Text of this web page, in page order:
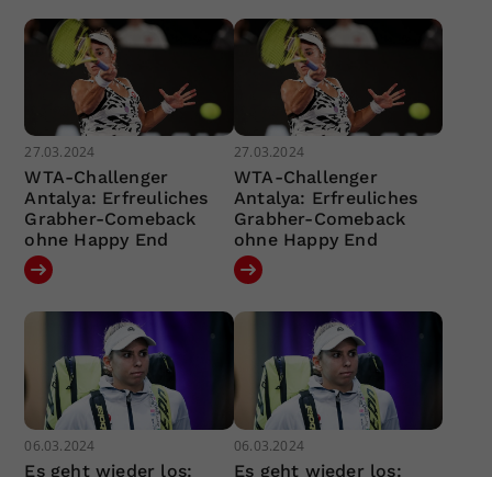
27.03.2024
WTA-Challenger
Antalya: Erfreuliches
Grabher-Comeback
ohne Happy End
27.03.2024
WTA-Challenger
Antalya: Erfreuliches
Grabher-Comeback
ohne Happy End
06.03.2024
Es geht wieder los:
06.03.2024
Es geht wieder los: